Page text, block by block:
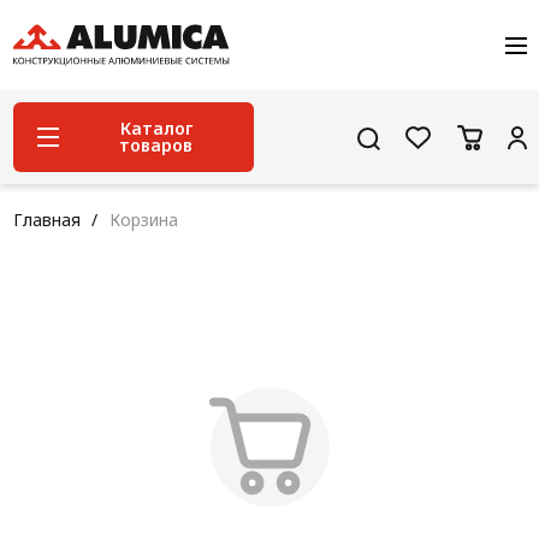
О компании
Услуги
Сервис и поддержка
Проекты
Контакты
Каталог
товаров
Система конструкционного алюминиевого
профиля
Конвейерная фурнитура
Главная Корзина